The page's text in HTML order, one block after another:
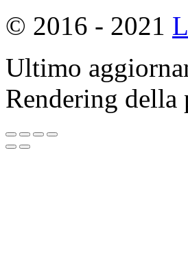
© 2016 - 2021
Ultimo
Rendering della